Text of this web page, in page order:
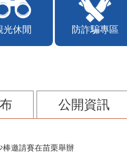
光休閒 防詐騙專區
公開資訊
邀請賽在苗栗舉辦